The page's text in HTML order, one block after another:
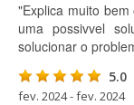
"Explica muito
uma possivvel
solucionar o
5.0
fev. 2024 - fev. 2024